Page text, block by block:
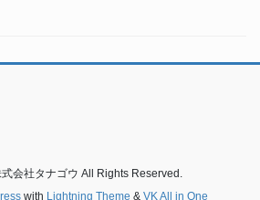
会社タナゴウ All Rights Reserved.
with Lightning Theme & VK All in One